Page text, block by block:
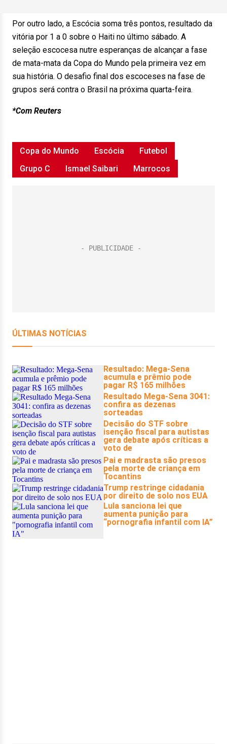
Por outro lado, a Escócia soma três pontos, resultado da
vitória por 1 a 0 sobre o Haiti no último sábado. A
seleção escocesa nutre esperanças de alcançar a fase
de mata-mata da Copa do Mundo pela primeira vez em
sua história. O desafio final dos escoceses na fase de
grupos será contra o Brasil na próxima quarta-feira.
*Com Reuters
Copa do Mundo Escócia
Futebol
Grupo C
Ismael Saibari Marrocos